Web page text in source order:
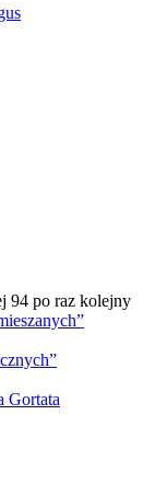
94 po raz kolejny
Gortata